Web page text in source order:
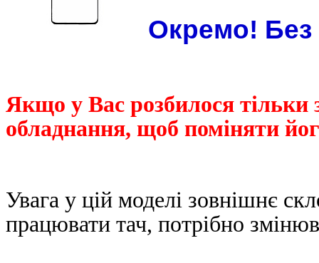
Окремо! Без
Якщо у Вас розбилося
обладнання, щоб поміняти
Увага у цій моделі зовнішнє
працювати тач, потрібно